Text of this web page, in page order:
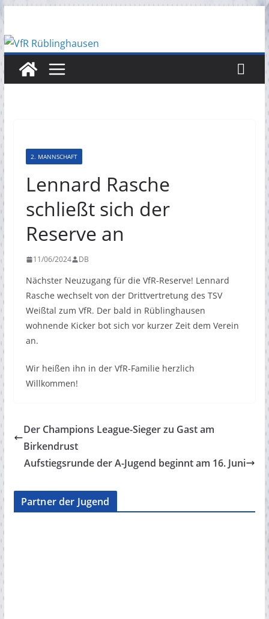
springen
2. MANNSCHAFT
Lennard Rasche
schließt sich der
Reserve an
11/06/2024 DB
Nächster Neuzugang für die VfR-Reserve! Lennard
Rasche wechselt von der Drittvertretung des TSV
Weißtal zum VfR. Der bald in Rüblinghausen
wohnende Kicker bot sich vor kurzer Zeit dem Verein
an.
Wir heißen ihn in der VfR-Familie herzlich
Willkommen!
Der Champions League-Sieger zu Gast am
Birkendrust
Aufstiegsrunde der A-Jugend beginnt am 16. Juni
Partner der Jugend